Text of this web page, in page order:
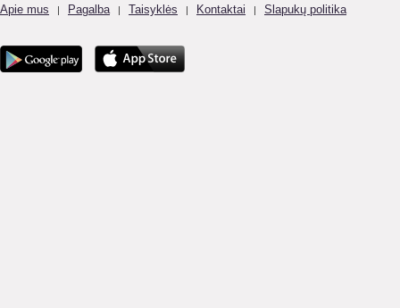
Apie mus | Pagalba | Taisyklės | Kontaktai | Slapukų politika